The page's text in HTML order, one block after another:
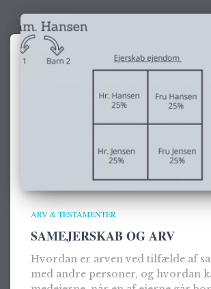
ARV & TESTAMENTER
SAMEJERSKAB OG ARV
Hvordan er arven ved tilfælde af
med andre personer, og hvordan